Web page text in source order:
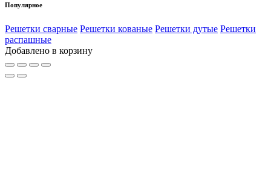
Популярное
Решетки сварные Решетки кованые Решетки дутые Решетки
распашные
Добавлено в корзину